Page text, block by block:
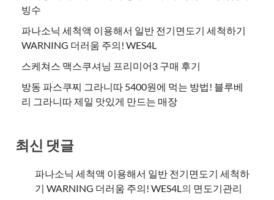
빙수
파나소닉 세척액 이용해서 일반 전기면도기 세척하기
WARNING 더러움 주의! WES4L
스케쳐스 맥스쿠셔닝 프리미어3 구매 후기
방동 파스쿠찌 그라니따 5400원에 먹는 방법! 블루베
리 그라니따 제일 맛있게 만드는 매장
최신 댓글
파나소닉 세척액 이용해서 일반 전기면도기 세척하
기 WARNING 더러움 주의! WES4L의 면도기관리